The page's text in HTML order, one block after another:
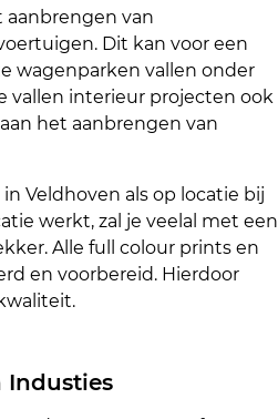
aanbrengen van
Dit kan voor een
wagenparken vallen onder
vallen interieur projecten ook
het aanbrengen van
Veldhoven als op locatie bij
werkt, zal je veelal met een
Alle full colour prints en
en voorbereid. Hierdoor
Industies